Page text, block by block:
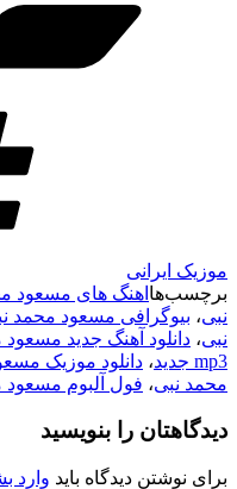
موزیک ایرانی
برچسب‌ها اهنگ های مسعود
نبی، بیوگرافی مسعود محمد
نبی، دانلود آهنگ جدید
mp3 جدید
، دانلود موزیک
محمد نبی، فول آلبوم مسعود
دیدگاهتان را بنویسید
برای نوشتن دیدگاه باید وارد